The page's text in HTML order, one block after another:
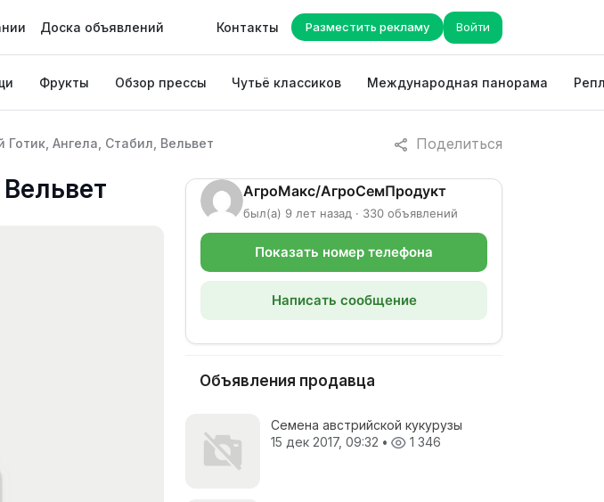
Доска объявлений Контакты Разместить рекламу Войти
Фрукты Обзор прессы Чутьё классиков Международная панорама
Поделиться
Готик, Ангела, Стабил, Вельвет
АгроМакс/АгроСемПродукт
был(а) 9 лет назад · 330 объявлений
Показать номер телефона
Написать сообщение
Объявления продавца
Семена австрийской кукурузы
15 дек 2017, 09:32 • 1 346